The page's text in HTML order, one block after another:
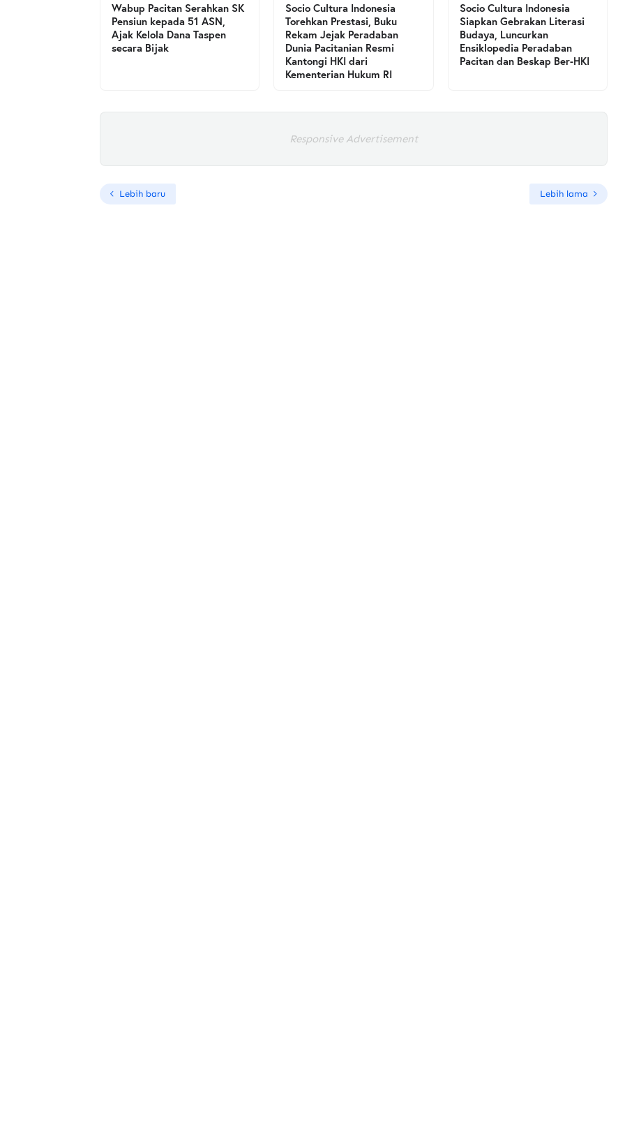
Wabup Pacitan Serahkan SK
Pensiun kepada 51 ASN,
Ajak Kelola Dana Taspen
secara Bijak
Socio Cultura Indonesia
Torehkan Prestasi, Buku
Rekam Jejak Peradaban
Dunia Pacitanian Resmi
Kantongi HKI dari
Kementerian Hukum RI
Socio Cultura Indonesia
Siapkan Gebrakan Literasi
Budaya, Luncurkan
Ensiklopedia Peradaban
Pacitan dan Beskap Ber-HKI
Responsive Advertisement
Lebih baru Lebih lama